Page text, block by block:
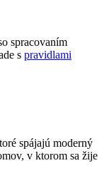
spracovaním
s pravidlami
spájajú moderný
v ktorom sa žije